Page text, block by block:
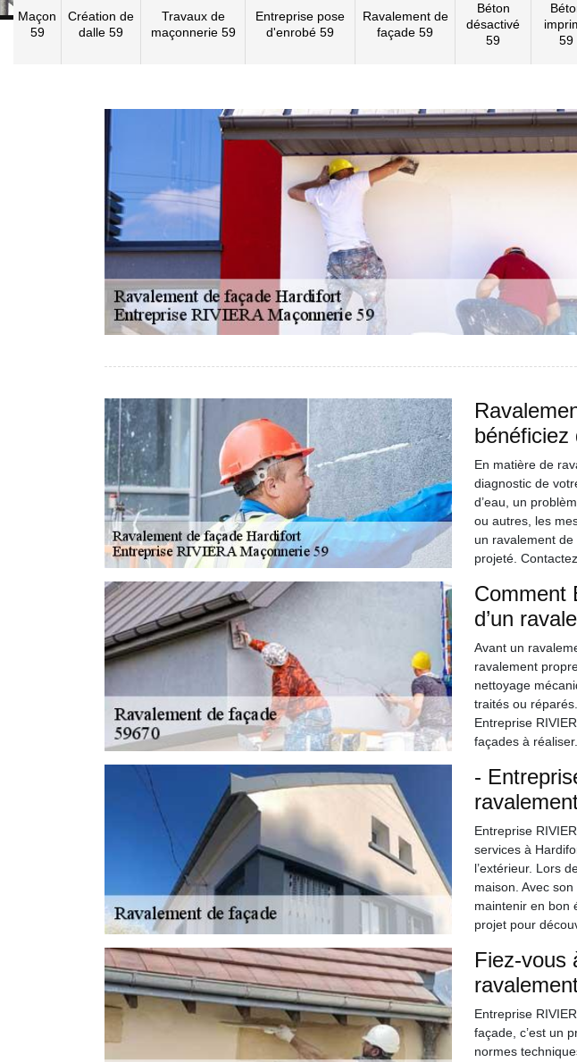
Maçon
59
Création de
dalle 59
Travaux de
maçonnerie 59
Entreprise pose
d'enrobé 59
Ravalement de
façade 59
Béton
désactivé
59
59
bénéficiez
En matière de
diagnostic de
d’eau, un
ou autres, les
un ravalement
projeté.
Comment
d’un
Avant un
ravalement
nettoyage
traités ou
Entreprise
façades à réaliser.
-
Entreprise
services à
l’extérieur. Lors
maison. Avec
maintenir en bon
projet pour
Fiez-vous
Entreprise
façade, c’est un
normes